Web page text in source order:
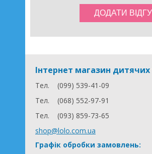
Інтернет магазин дитячих
Тел.
(099) 539-41-09
Тел.
(068) 552-97-91
Тел.
(093) 859-73-65
shop@lolo.com.ua
Графік обробки замовлень: